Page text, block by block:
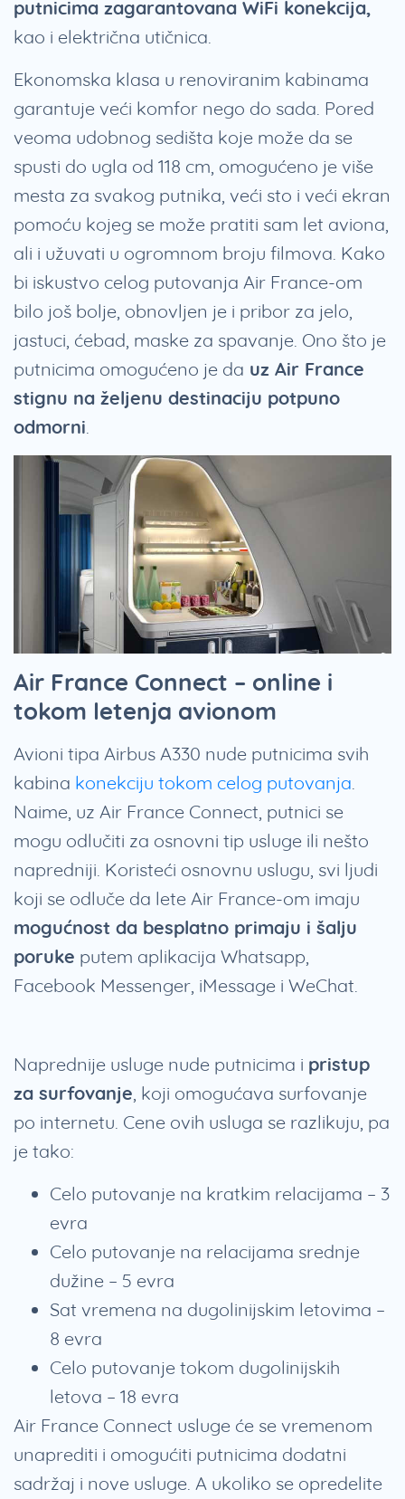
putnicima zagarantovana WiFi konekcija,
kao i električna utičnica.
Ekonomska klasa u renoviranim kabinama
garantuje veći komfor nego do sada. Pored
veoma udobnog sedišta koje može da se
spusti do ugla od 118 cm, omogućeno je više
mesta za svakog putnika, veći sto i veći ekran
pomoću kojeg se može pratiti sam let aviona,
ali i užuvati u ogromnom broju filmova. Kako
bi iskustvo celog putovanja Air France-om
bilo još bolje, obnovljen je i pribor za jelo,
jastuci, ćebad, maske za spavanje. Ono što je
putnicima omogućeno je da uz Air France
stignu na željenu destinaciju potpuno
odmorni
Air France Connect – online i
tokom letenja avionom
Avioni tipa Airbus A330 nude putnicima svih
kabina konekciju tokom celog putovanja
Naime, uz Air France Connect, putnici se
mogu odlučiti za osnovni tip usluge ili nešto
napredniji. Koristeći osnovnu uslugu, svi ljudi
koji se odluče da lete Air France-om imaju
mogućnost da besplatno primaju i šalju
poruke putem aplikacija Whatsapp,
Facebook Messenger, iMessage i WeChat.
Naprednije usluge nude putnicima i pristup
za surfovanje , koji omogućava surfovanje
po internetu. Cene ovih usluga se razlikuju, pa
je tako:
Celo putovanje na kratkim relacijama – 3
evra
Celo putovanje na relacijama srednje
dužine – 5 evra
Sat vremena na dugolinijskim letovima –
8 evra
Celo putovanje tokom dugolinijskih
letova – 18 evra
Air France Connect usluge će se vremenom
unaprediti i omogućiti putnicima dodatni
sadržaj i nove usluge. A ukoliko se opredelite